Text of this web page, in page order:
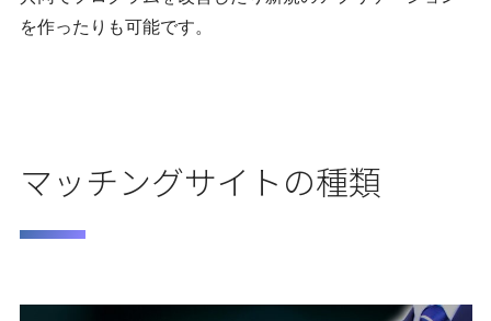
を作ったりも可能です。
マッチングサイトの種類